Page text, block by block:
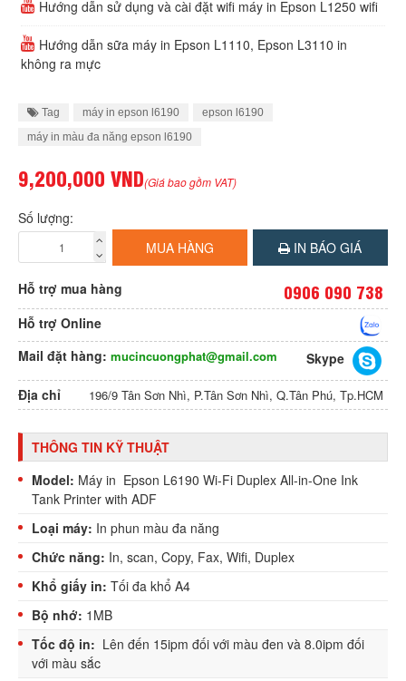
Hướng dẫn sử dụng và cài đặt wifi máy in Epson L1250 wifi
Hướng dẫn sữa máy in Epson L1110, Epson L3110 in
không ra mực
Tag máy in epson l6190
epson l6190
máy in màu đa năng epson l6190
9,200,000 VND(Giá bao gồm VAT)
Số lượng:
MUA HÀNG
IN BÁO GIÁ
Hỗ trợ mua hàng 0906 090 738
Hỗ trợ Online
Mail đặt hàng: mucincuongphat@gmail.com
Skype
Địa chỉ
196/9 Tân Sơn Nhì, P.Tân Sơn Nhì, Q.Tân Phú, Tp.HCM
THÔNG TIN KỸ THUẬT
Model: Máy in Epson L6190 Wi-Fi Duplex All-in-One Ink
Tank Printer with ADF
Loại máy: In phun màu đa năng
Chức năng: In, scan, Copy, Fax, Wifi, Duplex
Khổ giấy in: Tối đa khổ A4
Bộ nhớ: 1MB
Tốc độ in: Lên đến 15ipm đối với màu đen và 8.0ipm đối
với màu sắc